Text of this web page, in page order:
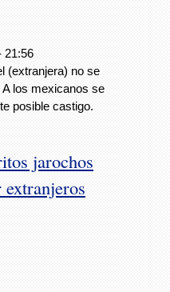
21:56
(extranjera) no se
los mexicanos se
posible castigo.
jarochos
extranjeros